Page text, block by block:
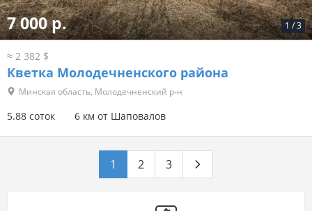
1 /3
7 000 р.
≈ 2 382 $
Кветка Молодечненского района
Минская область, Молодечненский р-н
5.88 соток 6 км от Шаповалов
1 2 3